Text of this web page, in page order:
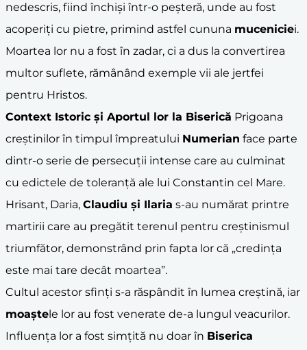
nedescris, fiind închiși într-o peșteră, unde au fost
acoperiți cu pietre, primind astfel cununa muceniciei.
Moartea lor nu a fost în zadar, ci a dus la convertirea
multor suflete, rămânând exemple vii ale jertfei
pentru Hristos.
Context Istoric și Aportul lor la Biserică Prigoana
creștinilor în timpul împreatului Numerian face parte
dintr-o serie de persecuții intense care au culminat
cu edictele de toleranță ale lui Constantin cel Mare.
Hrisant, Daria, Claudiu și Ilaria s-au numărat printre
martirii care au pregătit terenul pentru creștinismul
triumfător, demonstrând prin fapta lor că „credința
este mai tare decât moartea”.
Cultul acestor sfinți s-a răspândit în lumea creștină, iar
moaștele lor au fost venerate de-a lungul veacurilor.
Influența lor a fost simțită nu doar în Biserica